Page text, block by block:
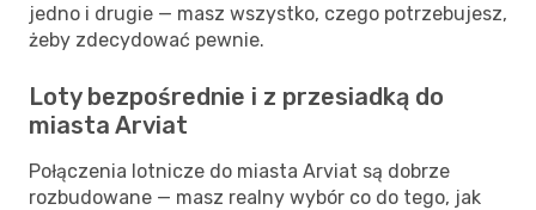
jedno i drugie — masz wszystko, czego potrzebujesz,
żeby zdecydować pewnie.
Loty bezpośrednie i z przesiadką do
miasta Arviat
Połączenia lotnicze do miasta Arviat są dobrze
rozbudowane — masz realny wybór co do tego, jak